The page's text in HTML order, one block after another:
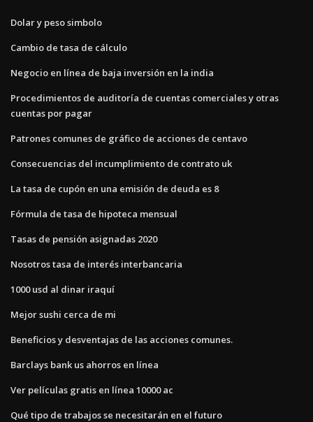
Dolar y peso simbolo
Cambio de tasa de cálculo
Negocio en línea de baja inversión en la india
Procedimientos de auditoría de cuentas comerciales y otras
cuentas por pagar
Patrones comunes de gráfico de acciones de centavo
Consecuencias del incumplimiento de contrato uk
La tasa de cupón en una emisión de deuda es 8
Fórmula de tasa de hipoteca mensual
Tasas de pensión asignadas 2020
Nosotros tasa de interés interbancaria
1000 usd al dinar iraquí
Mejor sushi cerca de mi
Beneficios y desventajas de las acciones comunes.
Barclays bank us ahorros en línea
Ver películas gratis en línea 10000 ac
Qué tipo de trabajos se necesitarán en el futuro